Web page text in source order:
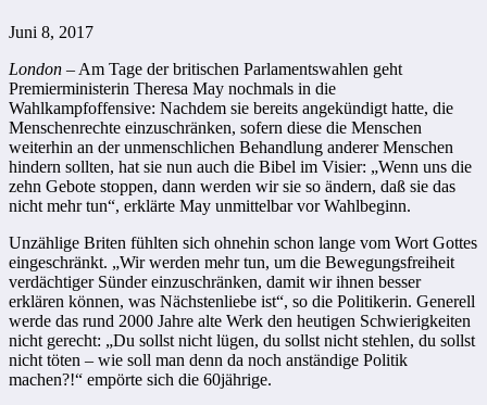
Juni 8, 2017
London – Am Tage der britischen Parlamentswahlen geht
Premierministerin Theresa May nochmals in die
Wahlkampfoffensive: Nachdem sie bereits angekündigt hatte, die
Menschenrechte einzuschränken, sofern diese die Menschen
weiterhin an der unmenschlichen Behandlung anderer Menschen
hindern sollten, hat sie nun auch die Bibel im Visier: „Wenn uns die
zehn Gebote stoppen, dann werden wir sie so ändern, daß sie das
nicht mehr tun“, erklärte May unmittelbar vor Wahlbeginn.
Unzählige Briten fühlten sich ohnehin schon lange vom Wort Gottes
eingeschränkt. „Wir werden mehr tun, um die Bewegungsfreiheit
verdächtiger Sünder einzuschränken, damit wir ihnen besser
erklären können, was Nächstenliebe ist“, so die Politikerin. Generell
werde das rund 2000 Jahre alte Werk den heutigen Schwierigkeiten
nicht gerecht: „Du sollst nicht lügen, du sollst nicht stehlen, du sollst
nicht töten – wie soll man denn da noch anständige Politik
machen?!“ empörte sich die 60jährige.